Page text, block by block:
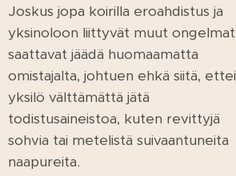
Joskus jopa koirilla eroahdistus ja
yksinoloon liittyvät muut ongelmat
saattavat jäädä huomaamatta
omistajalta, johtuen ehkä siitä, ettei
yksilö välttämättä jätä
todistusaineistoa, kuten revittyjä
sohvia tai metelistä suivaantuneita
naapureita.